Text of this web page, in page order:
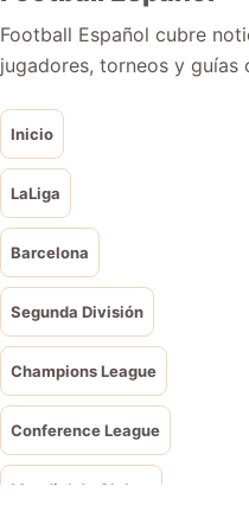
Football Español cubre
jugadores, torneos y guías
Inicio
LaLiga
Barcelona
Segunda División
Champions League
Conference League
Mundial de Clubes